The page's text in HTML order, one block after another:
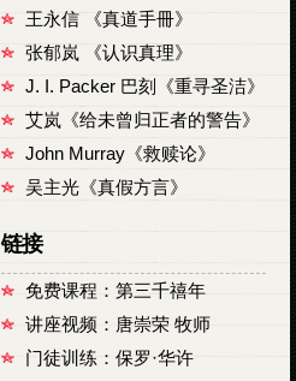
王永信 《真道手冊》
张郁岚 《认识真理》
J. I. Packer 巴刻《重寻圣洁》
艾岚《给未曾归正者的警告》
John Murray《救赎论》
吴主光《真假方言》
链接
免费课程：第三千禧年
讲座视频：唐崇荣 牧师
门徒训练：保罗·华许